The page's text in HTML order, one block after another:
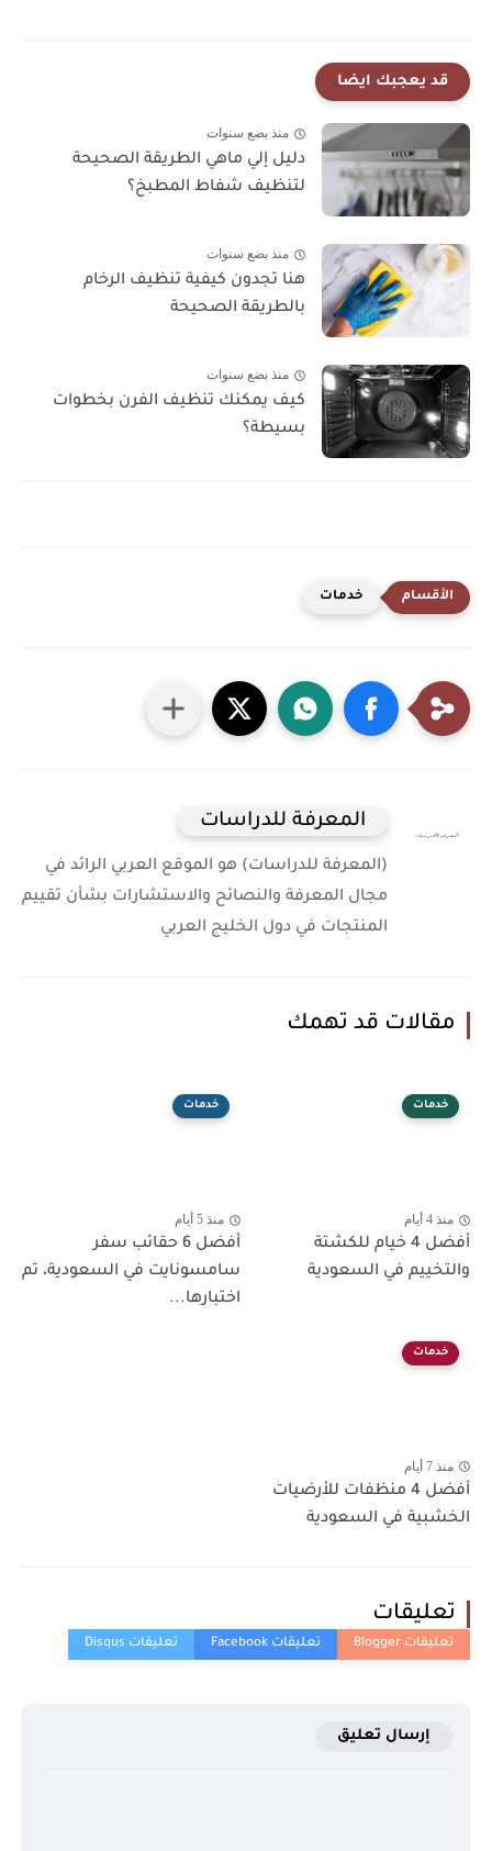
قد يعجبك ايضا
منذ بضع سنوات
دليل إلي ماهي الطريقة الصحيحة
لتنظيف شفاط المطبخ؟
منذ بضع سنوات
هنا تجدون كيفية تنظيف الرخام
بالطريقة الصحيحة
منذ بضع سنوات
كيف يمكنك تنظيف الفرن بخطوات
بسيطة؟
خدمات
المعرفة للدراسات
(المعرفة للدراسات) هو الموقع العربي الرائد في
مجال المعرفة والنصائح والاستشارات بشأن تقييم
المنتجات في دول الخليج العربي
مقالات قد تهمك
خدمات
منذ 4 أيام
أفضل 4 خيام للكشتة
والتخييم في السعودية
خدمات
منذ 5 أيام
أفضل 6 حقائب سفر
سامسونايت في السعودية، تم
اختبارها...
خدمات
منذ 7 أيام
أفضل 4 منظفات للأرضيات
الخشبية في السعودية
تعليقات
إرسال تعليق